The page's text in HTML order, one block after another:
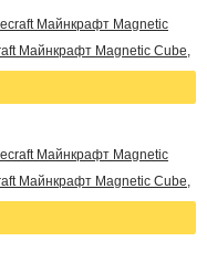
Майнкрафт Magnetic Cube,
Майнкрафт Magnetic Cube,